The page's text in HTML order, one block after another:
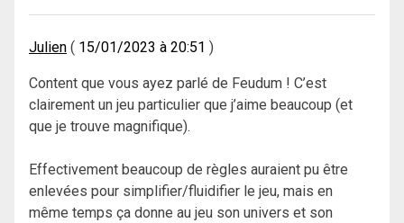
Julien 15/01/2023 à 20:51
Content que vous ayez parlé de Feudum ! C’est
clairement un jeu particulier que j’aime beaucoup (et
que je trouve magnifique).
Effectivement beaucoup de règles auraient pu être
enlevées pour simplifier/fluidifier le jeu, mais en
même temps ça donne au jeu son univers et son